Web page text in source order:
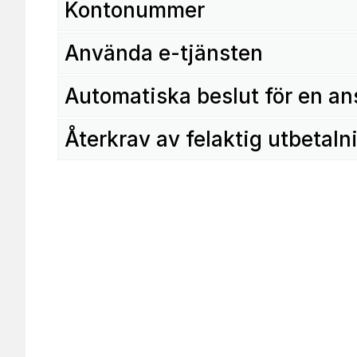
Kontonummer
Använda e-tjänsten
Automatiska beslut för en
Återkrav av felaktig